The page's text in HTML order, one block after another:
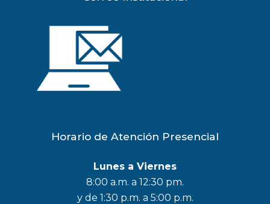
Horario de Atención Presencial
Lunes a Viernes
8:00 a.m. a 12:30 pm.
y de 1:30 p.m. a 5:00 p.m.